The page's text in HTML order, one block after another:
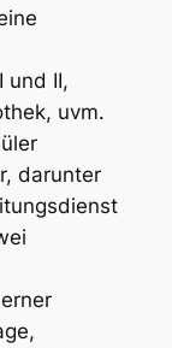
und II,
uvm.
darunter